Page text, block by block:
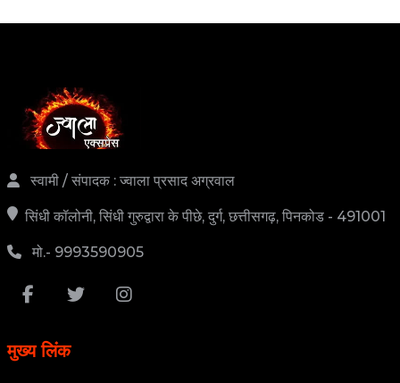
स्वामी / संपादक : ज्वाला प्रसाद अग्रवाल
सिंधी कॉलोनी, सिंधी गुरुद्वारा के पीछे, दुर्ग, छत्तीसगढ़, पिनकोड - 491001
मो.- 9993590905
मुख्य लिंक